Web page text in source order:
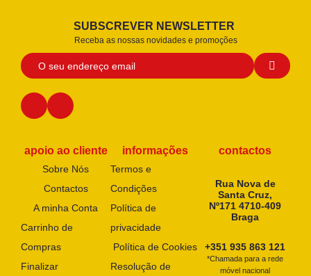
SUBSCREVER NEWSLETTER
Receba as nossas novidades e promoções
apoio ao cliente
Sobre Nós
Contactos
A minha Conta
Carrinho de
Compras
Finalizar
informações
Termos e
Condições
Política de
privacidade
Política de Cookies
Resolução de
contactos
Rua Nova de
Santa Cruz,
Nº171 4710-409
Braga
+351 935 863 121
*Chamada para a rede
móvel nacional